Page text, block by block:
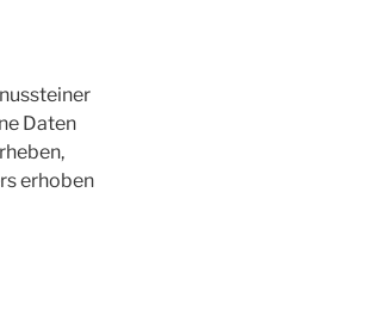
Daten
erhoben